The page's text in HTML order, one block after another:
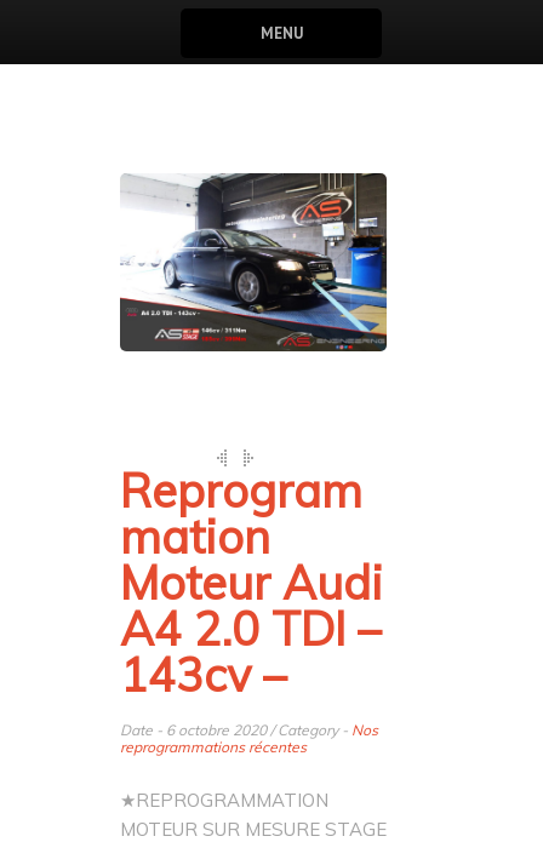
MENU
Reprogram
mation
Moteur Audi
A4 2.0 TDI –
143cv –
Date - 6 octobre 2020 / Category - Nos
reprogrammations récentes
★REPROGRAMMATION
MOTEUR SUR MESURE STAGE